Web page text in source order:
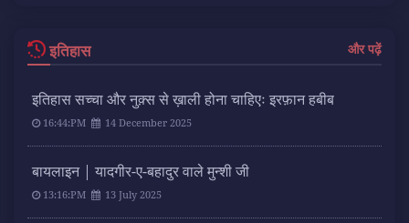
इतिहास और पढ़ें
इतिहास सच्चा और नुक़्स से ख़ाली होना चाहिएः इरफ़ान हबीब
16:44:PM 14 December 2025
बायलाइन | यादगीर-ए-बहादुर वाले मुन्शी जी
13:16:PM 13 July 2025